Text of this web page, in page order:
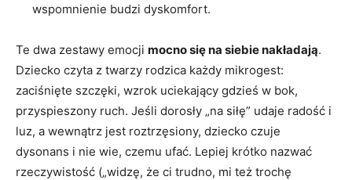
wspomnienie budzi dyskomfort.
Te dwa zestawy emocji mocno się na siebie nakładają.
Dziecko czyta z twarzy rodzica każdy mikrogest:
zaciśnięte szczęki, wzrok uciekający gdzieś w bok,
przyspieszony ruch. Jeśli dorosły „na siłę” udaje radość i
luz, a wewnątrz jest roztrzęsiony, dziecko czuje
dysonans i nie wie, czemu ufać. Lepiej krótko nazwać
rzeczywistość („widzę, że ci trudno, mi też trochę